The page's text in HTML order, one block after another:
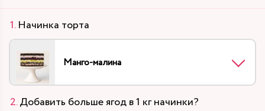
Начинка торта
Манго-малина
Добавить больше ягод в 1 кг начинки?